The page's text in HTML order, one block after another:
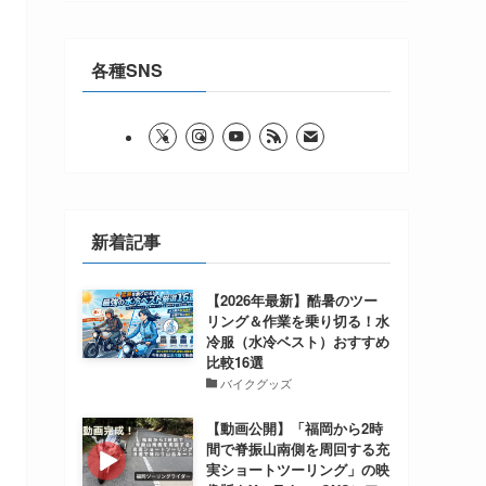
各種SNS
新着記事
【2026年最新】酷暑のツー
リング＆作業を乗り切る！水
冷服（水冷ベスト）おすすめ
比較16選
バイクグッズ
【動画公開】「福岡から2時
間で脊振山南側を周回する充
実ショートツーリング」の映